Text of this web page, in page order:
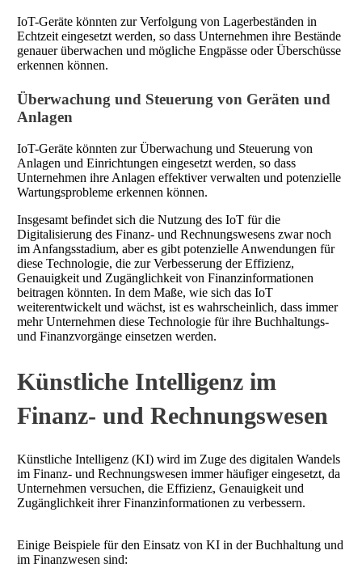
IoT-Geräte könnten zur Verfolgung von Lagerbeständen in
Echtzeit eingesetzt werden, so dass Unternehmen ihre Bestände
genauer überwachen und mögliche Engpässe oder Überschüsse
erkennen können.
Überwachung und Steuerung von Geräten und
Anlagen
IoT-Geräte könnten zur Überwachung und Steuerung von
Anlagen und Einrichtungen eingesetzt werden, so dass
Unternehmen ihre Anlagen effektiver verwalten und potenzielle
Wartungsprobleme erkennen können.
Insgesamt befindet sich die Nutzung des IoT für die
Digitalisierung des Finanz- und Rechnungswesens zwar noch
im Anfangsstadium, aber es gibt potenzielle Anwendungen für
diese Technologie, die zur Verbesserung der Effizienz,
Genauigkeit und Zugänglichkeit von Finanzinformationen
beitragen könnten. In dem Maße, wie sich das IoT
weiterentwickelt und wächst, ist es wahrscheinlich, dass immer
mehr Unternehmen diese Technologie für ihre Buchhaltungs-
und Finanzvorgänge einsetzen werden.
Künstliche Intelligenz im
Finanz- und Rechnungswesen
Künstliche Intelligenz (KI) wird im Zuge des digitalen Wandels
im Finanz- und Rechnungswesen immer häufiger eingesetzt, da
Unternehmen versuchen, die Effizienz, Genauigkeit und
Zugänglichkeit ihrer Finanzinformationen zu verbessern.
Einige Beispiele für den Einsatz von KI in der Buchhaltung und
im Finanzwesen sind: